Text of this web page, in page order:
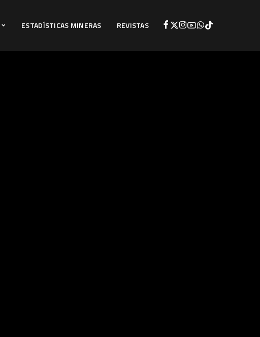
ESTADÍSTICAS MINERAS REVISTAS